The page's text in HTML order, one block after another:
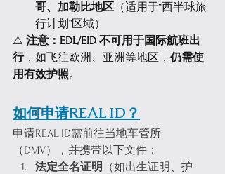
哥、加勒比地区 （适用于“西半球旅
行计划”区域）
⚠️ 注意：EDL/EID 不可用于国际航班出
行，如飞往欧洲、亚洲等地区， 仍需使
用有效护照。
如何申请REAL ID？
申请REAL ID需前往当地车管所
（DMV），并携带以下文件：
法定全名证明
（如出生证明、护